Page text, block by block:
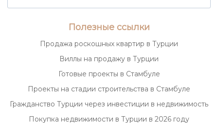
Полезные ссылки
Продажа роскошных квартир в Турции
Виллы на продажу в Турции
Готовые проекты в Стамбуле
Проекты на стадии строительства в Стамбуле
Гражданство Турции через инвестиции в недвижимость
Покупка недвижимости в Турции в 2026 году